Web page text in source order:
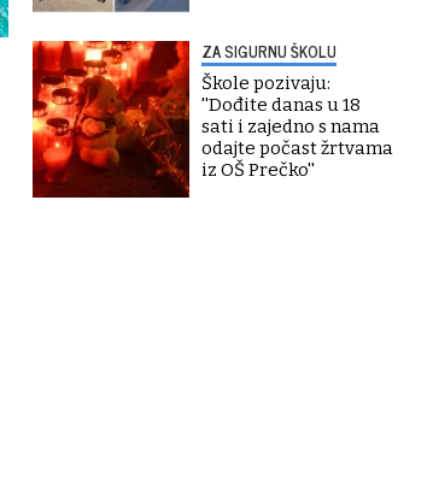
ZA SIGURNU ŠKOLU
Škole pozivaju:
''Dođite danas u 18
sati i zajedno s nama
odajte počast žrtvama
iz OŠ Prečko''